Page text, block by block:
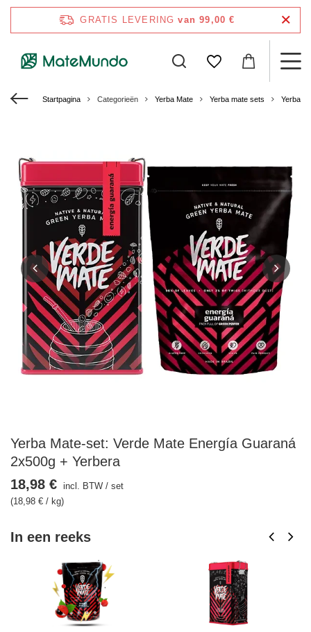
GRATIS LEVERING van 99,00 €
Startpagina Categorieën Yerba Mate Yerba mate sets Yerba
Yerba Mate-set: Verde Mate Energía Guaraná
2x500g + Yerbera
In een reeks
18,98 € incl. BTW / set
(18,98 € / kg)